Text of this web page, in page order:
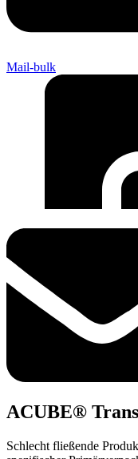
Mail-bulk
ACUBE®
Schlecht fließende